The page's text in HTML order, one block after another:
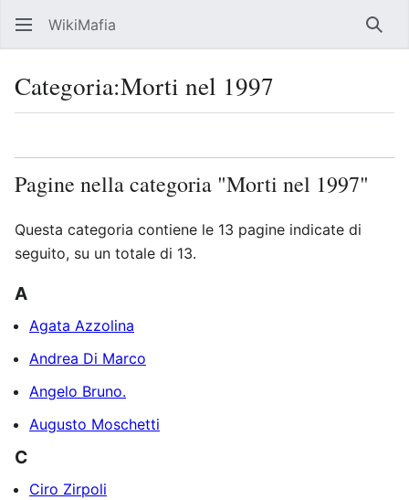
WikiMafia
Categoria:Morti nel 1997
Pagine nella categoria "Morti nel 1997"
Questa categoria contiene le 13 pagine indicate di
seguito, su un totale di 13.
A
Agata Azzolina
Andrea Di Marco
Angelo Bruno.
Augusto Moschetti
C
Ciro Zirpoli